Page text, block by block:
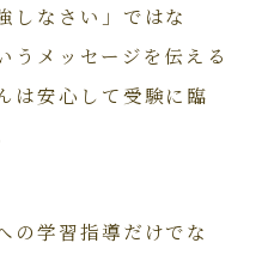
しなさい」ではな
うメッセージを伝える
は安心して受験に臨
の学習指導だけでな